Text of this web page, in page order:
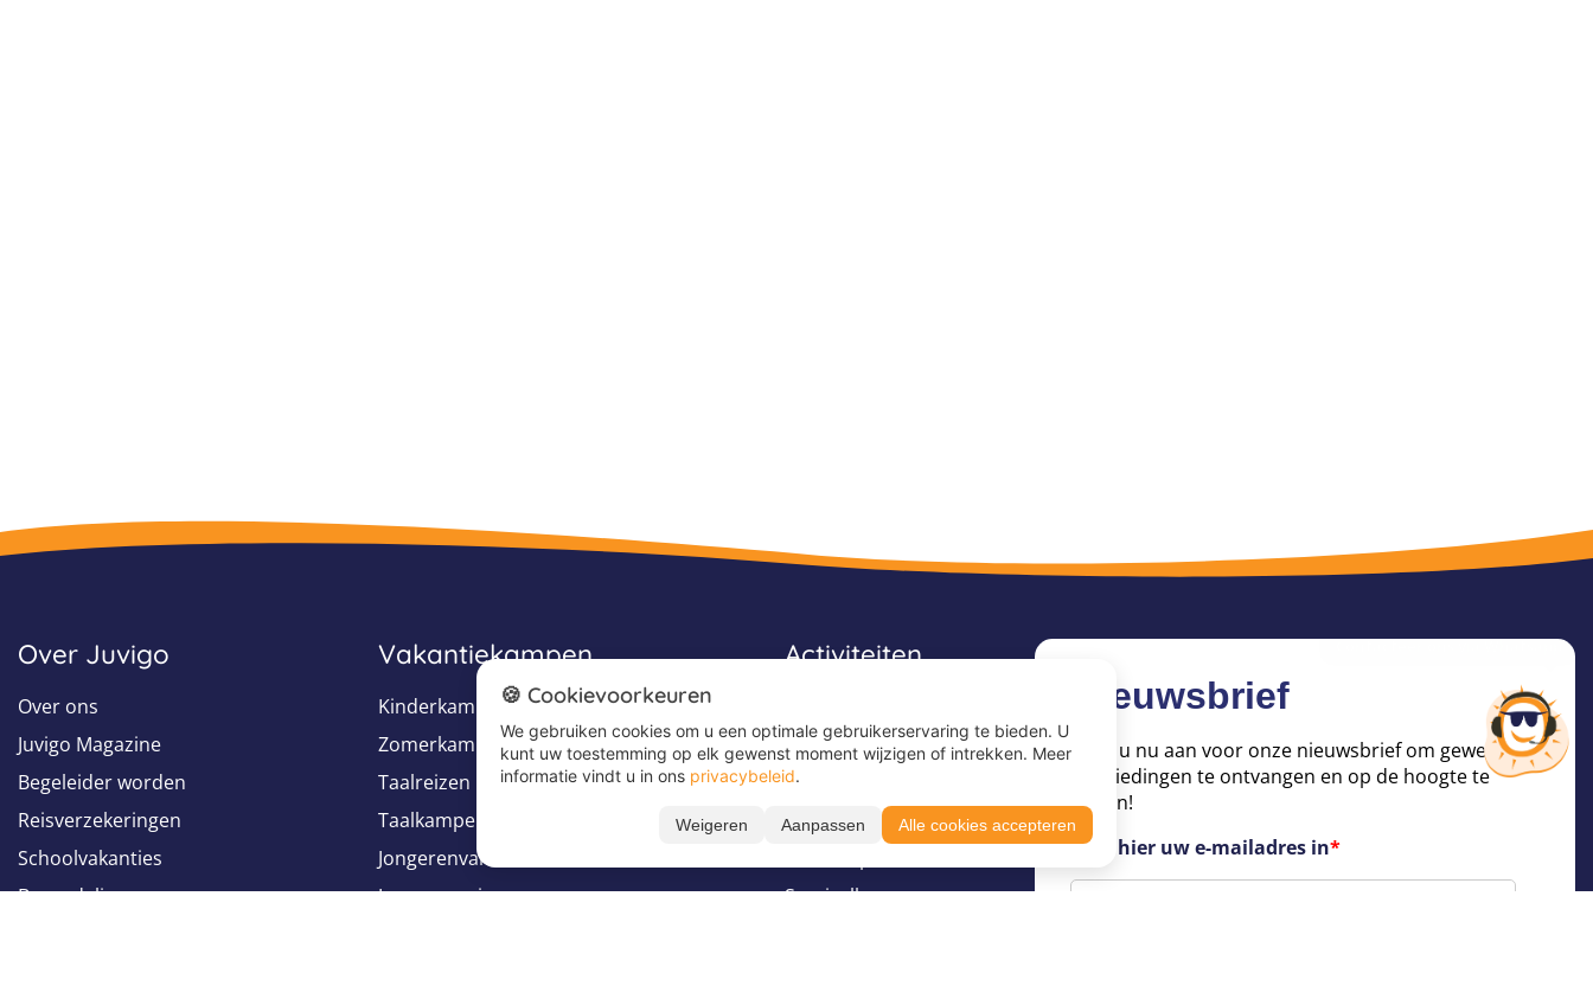
Over Juvigo
Over ons
Juvigo Magazine
Begeleider worden
Reisverzekeringen
Schoolvakanties
Beoordelingen
Vakantiekampen
Kinderkampen
Zomerkampen
Taalreizen
Taalkampen
Jongerenvakanties
Jongerenreizen
Activiteiten
Game kampen
Ponykampen
Sportkampen
Survivalkampen
Nieuwsbrief
Meld u nu aan voor onze nieuwsbrief om geweldige
aanbiedingen te ontvangen en op de hoogte te
blijven!
Voer hier uw e-mailadres in*
🍪 Cookievoorkeuren
We gebruiken cookies om u een optimale gebruikerservaring te bieden. U
kunt uw toestemming op elk gewenst moment wijzigen of intrekken. Meer
informatie vindt u in ons privacybeleid.
Weigeren Aanpassen Alle cookies accepteren